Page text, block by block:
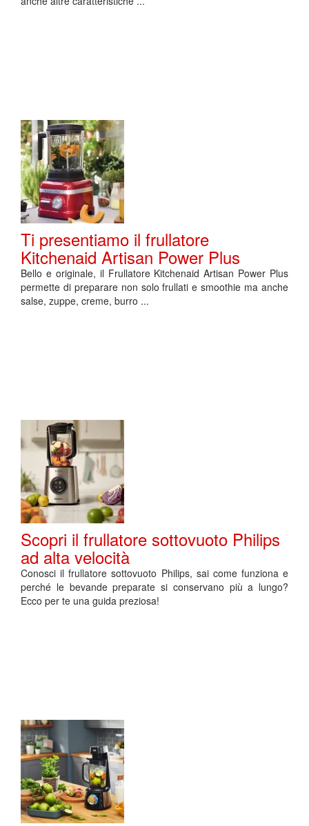
Ti presentiamo il frullatore
Kitchenaid Artisan Power Plus
Bello e originale, il Frullatore Kitchenaid Artisan Power Plus
permette di preparare non solo frullati e smoothie ma anche
salse, zuppe, creme, burro ...
Scopri il frullatore sottovuoto Philips
ad alta velocità
Conosci il frullatore sottovuoto Philips, sai come funziona e
perché le bevande preparate si conservano più a lungo?
Ecco per te una guida preziosa!